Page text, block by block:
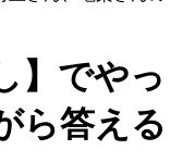
】でやっ
ら答える